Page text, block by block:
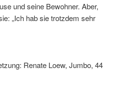
und seine Bewohner. Aber,
„Ich hab sie trotzdem sehr
Renate Loew, Jumbo, 44